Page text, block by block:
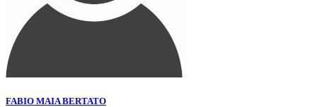
FABIO MAIA BERTATO